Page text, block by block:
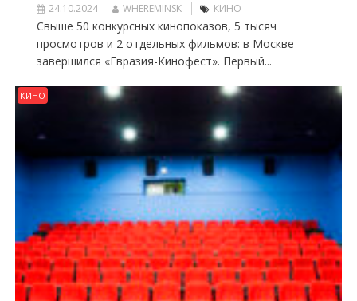
24.10.2024 WHEREMINSK КИНО
Свыше 50 конкурсных кинопоказов, 5 тысяч
просмотров и 2 отдельных фильмов: в Москве
завершился «Евразия-Кинофест». Первый...
КИНО